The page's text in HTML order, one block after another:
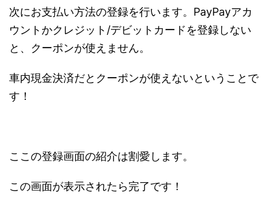
次にお支払い方法の登録を行います。 PayPayアカ
ウントかクレジット/デビットカードを登録しない
と、クーポンが使えません。
車内現金決済だとクーポンが使えないということで
す！
ここの登録画面の紹介は割愛します。
この画面が表示されたら完了です！